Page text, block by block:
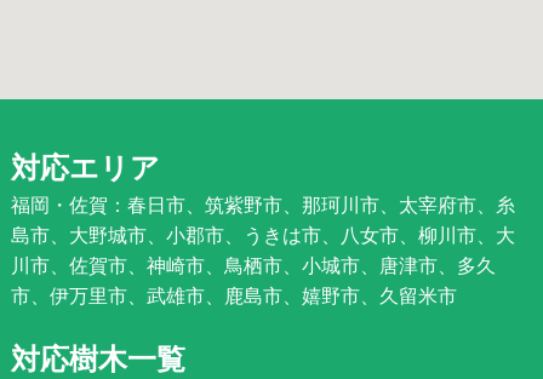
対応エリア
福岡・佐賀：春日市、筑紫野市、那珂川市、太宰府市、糸
島市、大野城市、小郡市、うきは市、八女市、柳川市、大
川市、佐賀市、神崎市、鳥栖市、小城市、唐津市、多久
市、伊万里市、武雄市、鹿島市、嬉野市、久留米市
対応樹木一覧